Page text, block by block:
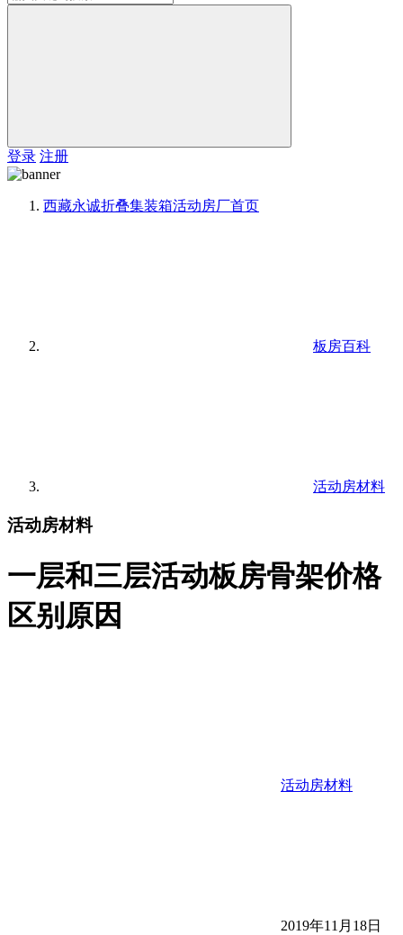
登录 注册
西藏永诚折叠集装箱活动房厂首页
板房百科
活动房材料
活动房材料
一层和三层活动板房骨架价格
区别原因
活动房材料
2019年11月18日